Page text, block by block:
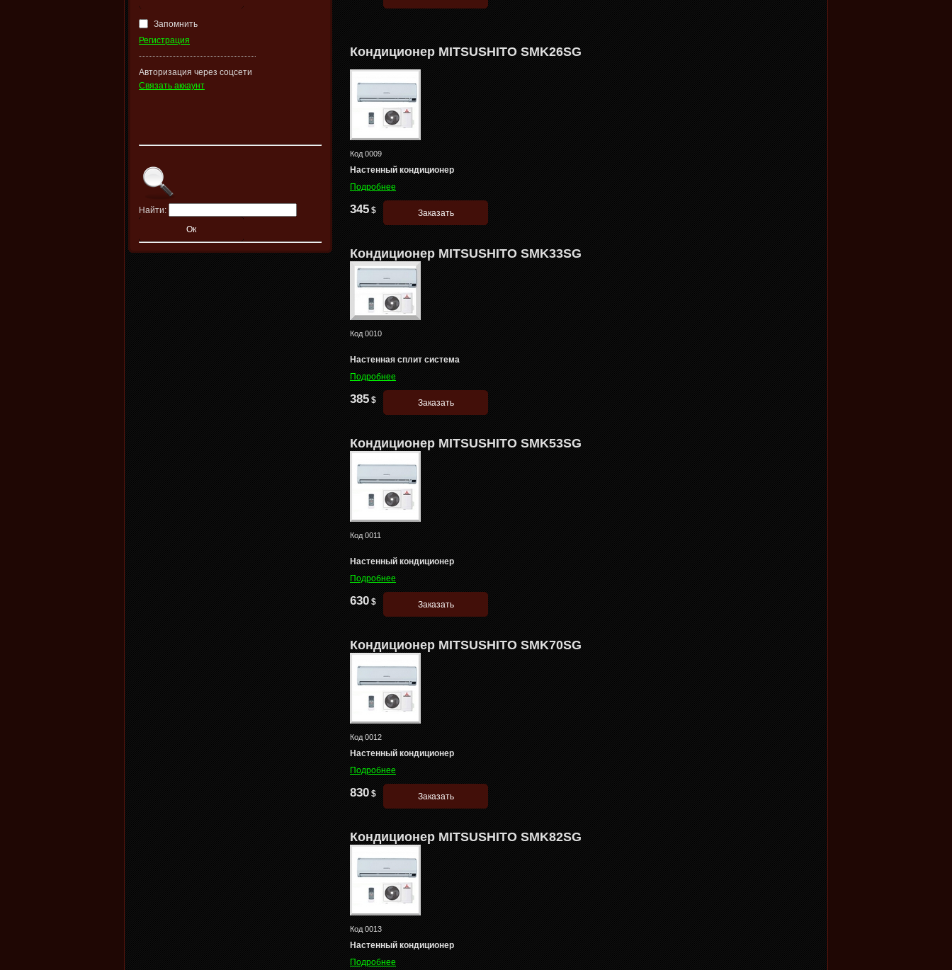
Запомнить
Регистрация
Авторизация через соцсети
Связать аккаунт
Найти:
Кондиционер MITSUSHITO SMK26SG
Код 0009
Настенный кондиционер
Подробнее
345 $
Кондиционер MITSUSHITO SMK33SG
Код 0010
Настенная сплит система
Подробнее
385 $
Кондиционер MITSUSHITO SMK53SG
Код 0011
Настенный кондиционер
Подробнее
630 $
Кондиционер MITSUSHITO SMK70SG
Код 0012
Настенный кондиционер
Подробнее
830 $
Кондиционер MITSUSHITO SMK82SG
Код 0013
Настенный кондиционер
Подробнее